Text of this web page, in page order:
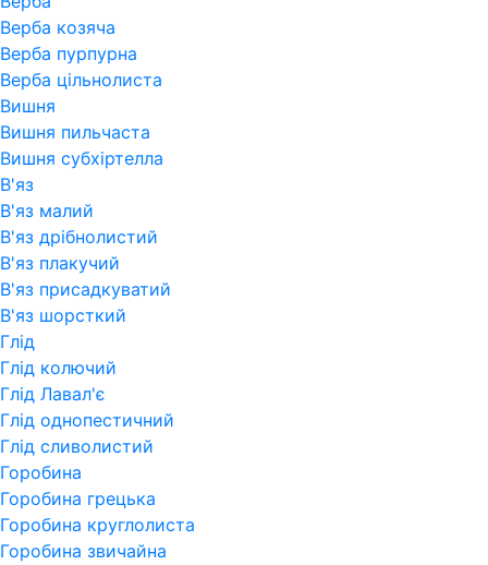
Верба козяча
Верба пурпурна
Верба цільнолиста
Вишня
Вишня пильчаста
Вишня субхіртелла
В'яз
В'яз малий
В'яз дрібнолистий
В'яз плакучий
В'яз присадкуватий
В'яз шорсткий
Глід
Глід колючий
Глід Лавал'є
Глід однопестичний
Глід сливолистий
Горобина
Горобина грецька
Горобина круглолиста
Горобина звичайна